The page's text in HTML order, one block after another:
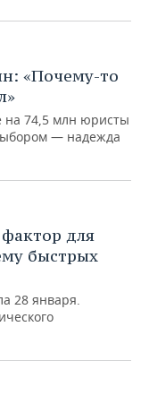
«Почему-то
на 74,5 млн юристы
— надежда
для
быстрых
28 января.